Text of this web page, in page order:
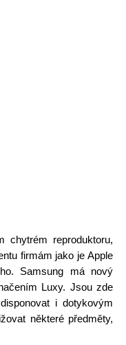
chytrém reproduktoru,
firmám jako je Apple
Samsung má nový
Luxy. Jsou zde
i dotykovým
některé předměty,